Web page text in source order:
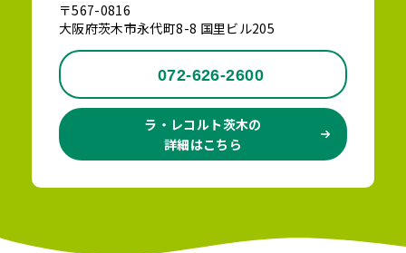
〒567-0816
大阪府茨木市永代町8-8 国里ビル205
072-626-2600
ラ・レコルト茨木の
詳細はこちら